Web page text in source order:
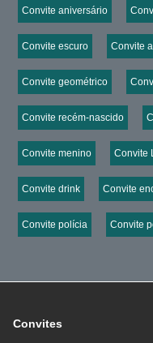
Convite aniversário
Convite escuro Convite
Convite geométrico
Convite recém-nascido
Convite menino Convite
Convite drink Convite
Convite polícia Convite
Convites